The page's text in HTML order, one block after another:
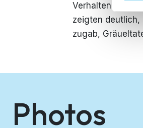
Verhalten
zeigten deutlich,
zugab,
Photos